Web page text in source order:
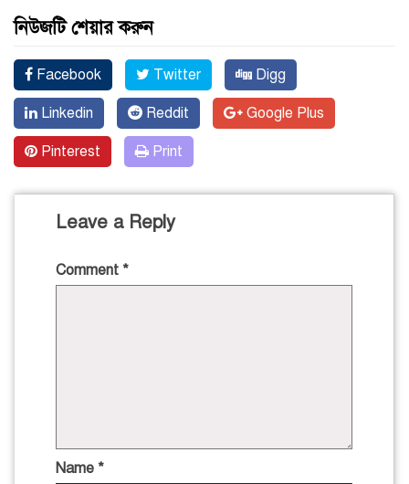
নিউজটি শেয়ার করুন
Facebook Twitter Digg
Linkedin Reddit Google Plus
Pinterest Print
Leave a Reply
Comment *
Name *